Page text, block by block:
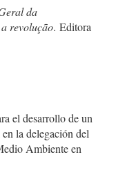
da
revolução. Editora
el desarrollo de un
la delegación del
Ambiente en